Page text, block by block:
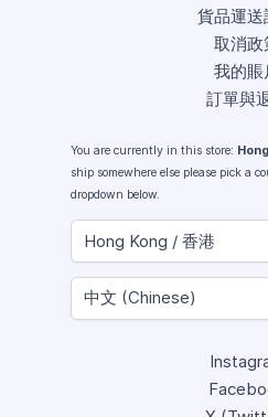
貨品運送
取消政
我的賬
訂單與
You are currently in this store:
ship somewhere else please pick a
dropdown below.